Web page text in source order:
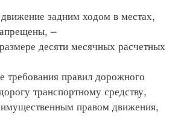
задним ходом в местах,
–
десяти месячных расчетных
правил дорожного
транспортному средству,
правом движения,